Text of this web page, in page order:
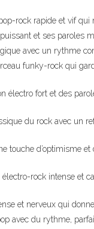
rock rapide et vif
et ses paroles
avec un rythme
funky-rock qui
électro fort et des
du rock avec un
touche d’optimisme
rock intense et
et nerveux qui
avec du rythme,